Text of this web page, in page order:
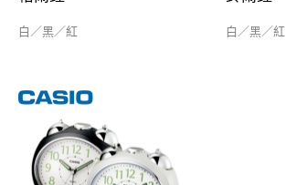
白／黑／紅 白／黑／紅